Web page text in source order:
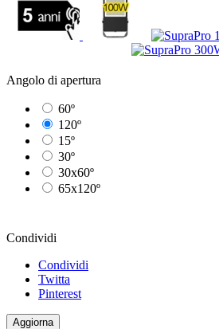
Angolo di apertura
60º
120º
15º
30º
30x60º
65x120º
Condividi
Condividi
Twitta
Pinterest